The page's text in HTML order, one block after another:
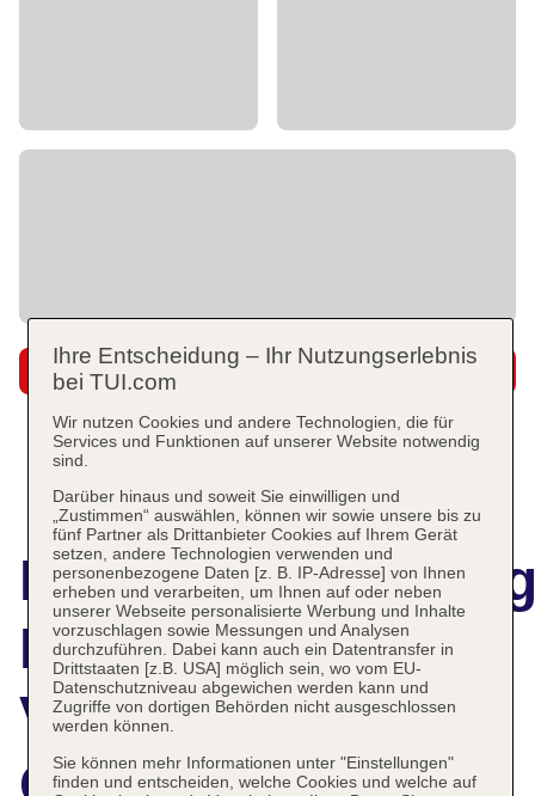
Super Last Minute
Flamingo Las
Vegas Hotel &
Ihre Entscheidung – Ihr Nutzungserlebnis
bei TUI.com
Wir nutzen Cookies und andere Technologien, die für
Services und Funktionen auf unserer Website notwendig
sind.
Darüber hinaus und soweit Sie einwilligen und
„Zustimmen“ auswählen, können wir sowie unsere bis zu
fünf Partner als Drittanbieter Cookies auf Ihrem Gerät
setzen, andere Technologien verwenden und
personenbezogene Daten [z. B. IP-Adresse] von Ihnen
erheben und verarbeiten, um Ihnen auf oder neben
unserer Webseite personalisierte Werbung und Inhalte
vorzuschlagen sowie Messungen und Analysen
durchzuführen. Dabei kann auch ein Datentransfer in
Drittstaaten [z.B. USA] möglich sein, wo vom EU-
Datenschutzniveau abgewichen werden kann und
Zugriffe von dortigen Behörden nicht ausgeschlossen
werden können.
Sie können mehr Informationen unter "Einstellungen"
finden und entscheiden, welche Cookies und welche auf